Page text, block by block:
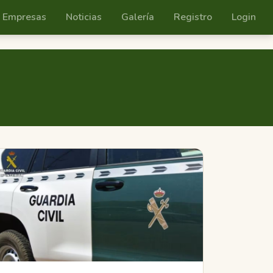
Empresas Noticias Galería Registro Login